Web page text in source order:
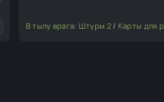
Моды для редактора
В тылу врага: Штурм 2/ Карты для редактора